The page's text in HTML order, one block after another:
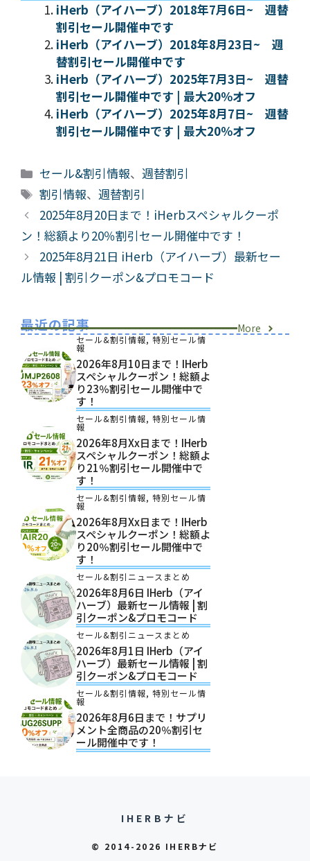
iHerb（アイハーブ）2018年7月6日~ 週替
割引セール開催中です
iHerb（アイハーブ）2018年8月23日~ 週
替割引セール開催中です
iHerb（アイハーブ）2025年7月3日~ 週替
割引セール開催中です | 最大20％オフ
iHerb（アイハーブ）2025年8月7日~ 週替
割引セール開催中です | 最大20％オフ
カ
テ
ゴ
リ
ー
セール&割引情報、週替割引
タ
グ
割引情報、週替割引
2025年8月20日まで！iHerbスペシャルクーポ
ン！総額より20％割引セール開催中です！
2025年8月21日 iHerb（アイハーブ）最新セー
ル情報 | 割引クーポン&プロモコード
最近の記事 More
セール&割引情報, 特別セール情
報
2026年8月10日まで！iHerb
スペシャルクーポン！総額よ
り23％割引セール開催中で
す！
セール&割引情報, 特別セール情
報
2026年8月xx日まで！iHerb
スペシャルクーポン！総額よ
り21％割引セール開催中で
す！
セール&割引情報, 特別セール情
報
2026年8月xx日まで！iHerb
スペシャルクーポン！総額よ
り20％割引セール開催中で
す！
セール&割引ニュースまとめ
2026年8月6日 IHerb（アイ
ハーブ）最新セール情報 | 割
引クーポン&プロモコード
セール&割引ニュースまとめ
2026年8月1日 IHerb（アイ
ハーブ）最新セール情報 | 割
引クーポン&プロモコード
セール&割引情報, 特別セール情
報
2026年8月6日まで！サプリ
メント全商品の20％割引セ
ール開催中です！
IHERBナビ
© 2014-2026 IHERBナビ